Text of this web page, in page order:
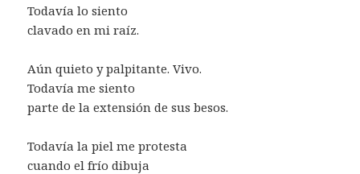
Todavía lo siento
clavado en mi raíz.
Aún quieto y palpitante. Vivo.
Todavía me siento
parte de la extensión de sus besos.
Todavía la piel me protesta
cuando el frío dibuja